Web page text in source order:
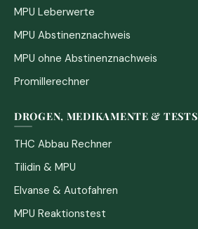
MPU Leberwerte
MPU Abstinenznachweis
MPU ohne Abstinenznachweis
Promillerechner
DROGEN, MEDIKAMENTE & TESTS
THC Abbau Rechner
Tilidin & MPU
Elvanse & Autofahren
MPU Reaktionstest